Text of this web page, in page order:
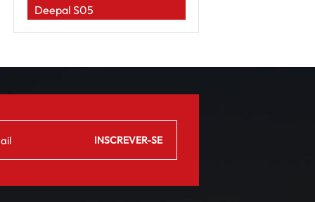
Deepal S05